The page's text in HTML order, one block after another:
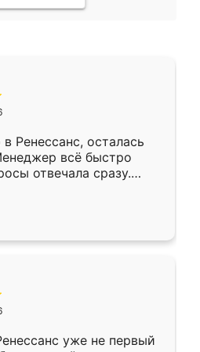
Ренессанс, осталась
всё быстро
отвечала сразу.
субботу, подошёл к
Собрали
аккуратно, даже
уже не первый